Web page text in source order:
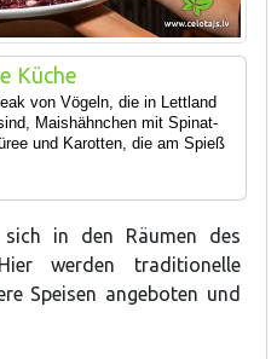
Küche
von Vögeln, die in Lettland
Maishähnchen mit Spinat-
und Karotten, die am Spieß
in den Räumen des
werden traditionelle
Speisen angeboten und